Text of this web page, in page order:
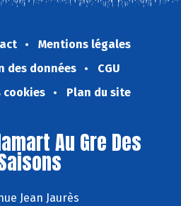
Mentions légales
des données
CGU
cookies
Plan du site
Au Gre Des
Jean Jaurès